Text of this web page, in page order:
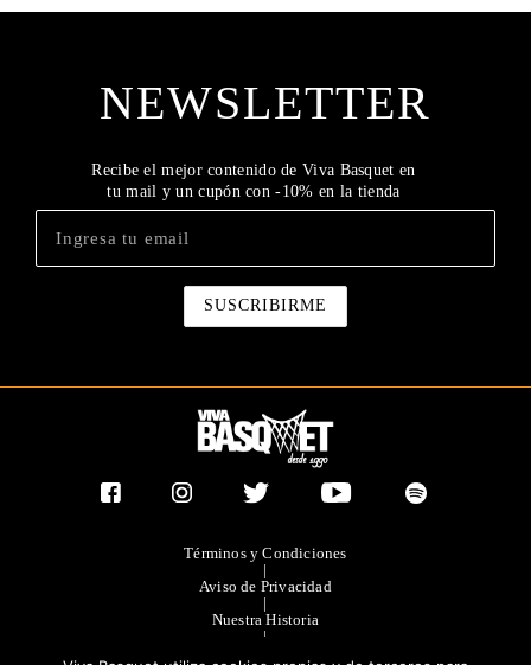
NEWSLETTER
Recibe el mejor contenido de Viva Basquet en
tu mail y un cupón con -10% en la tienda
Términos y Condiciones
|
Aviso de Privacidad
|
Nuestra Historia
|